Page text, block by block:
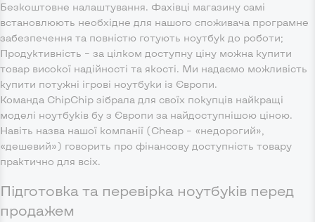
Безкоштовне налаштування. Фахівці магазину самі
встановлюють необхідне для нашого споживача програмне
забезпечення та повністю готують ноутбук до роботи;
Продуктивність – за цілком доступну ціну можна купити
товар високої надійності та якості. Ми надаємо можливість
купити потужні ігрові ноутбуки із Європи.
Команда ChipChip зібрала для своїх покупців найкращі
моделі ноутбуків бу з Європи за найдоступнішою ціною.
Навіть назва нашої компанії (Cheap – «недорогий»,
«дешевий») говорить про фінансову доступність товару
практично для всіх.
Підготовка та перевірка ноутбуків перед
продажем